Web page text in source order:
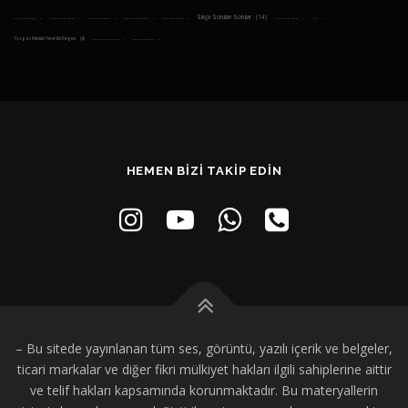
Sıkça Sorulan Sorular (14)
Yozgat Mesleki Yeterlilik Belgesi
HEMEN BİZİ TAKİP EDİN
– Bu sitede yayınlanan tüm ses, görüntü, yazılı içerik ve belgeler,
ticari markalar ve diğer fikri mülkiyet hakları ilgili sahiplerine aittir
ve telif hakları kapsamında korunmaktadır. Bu materyallerin